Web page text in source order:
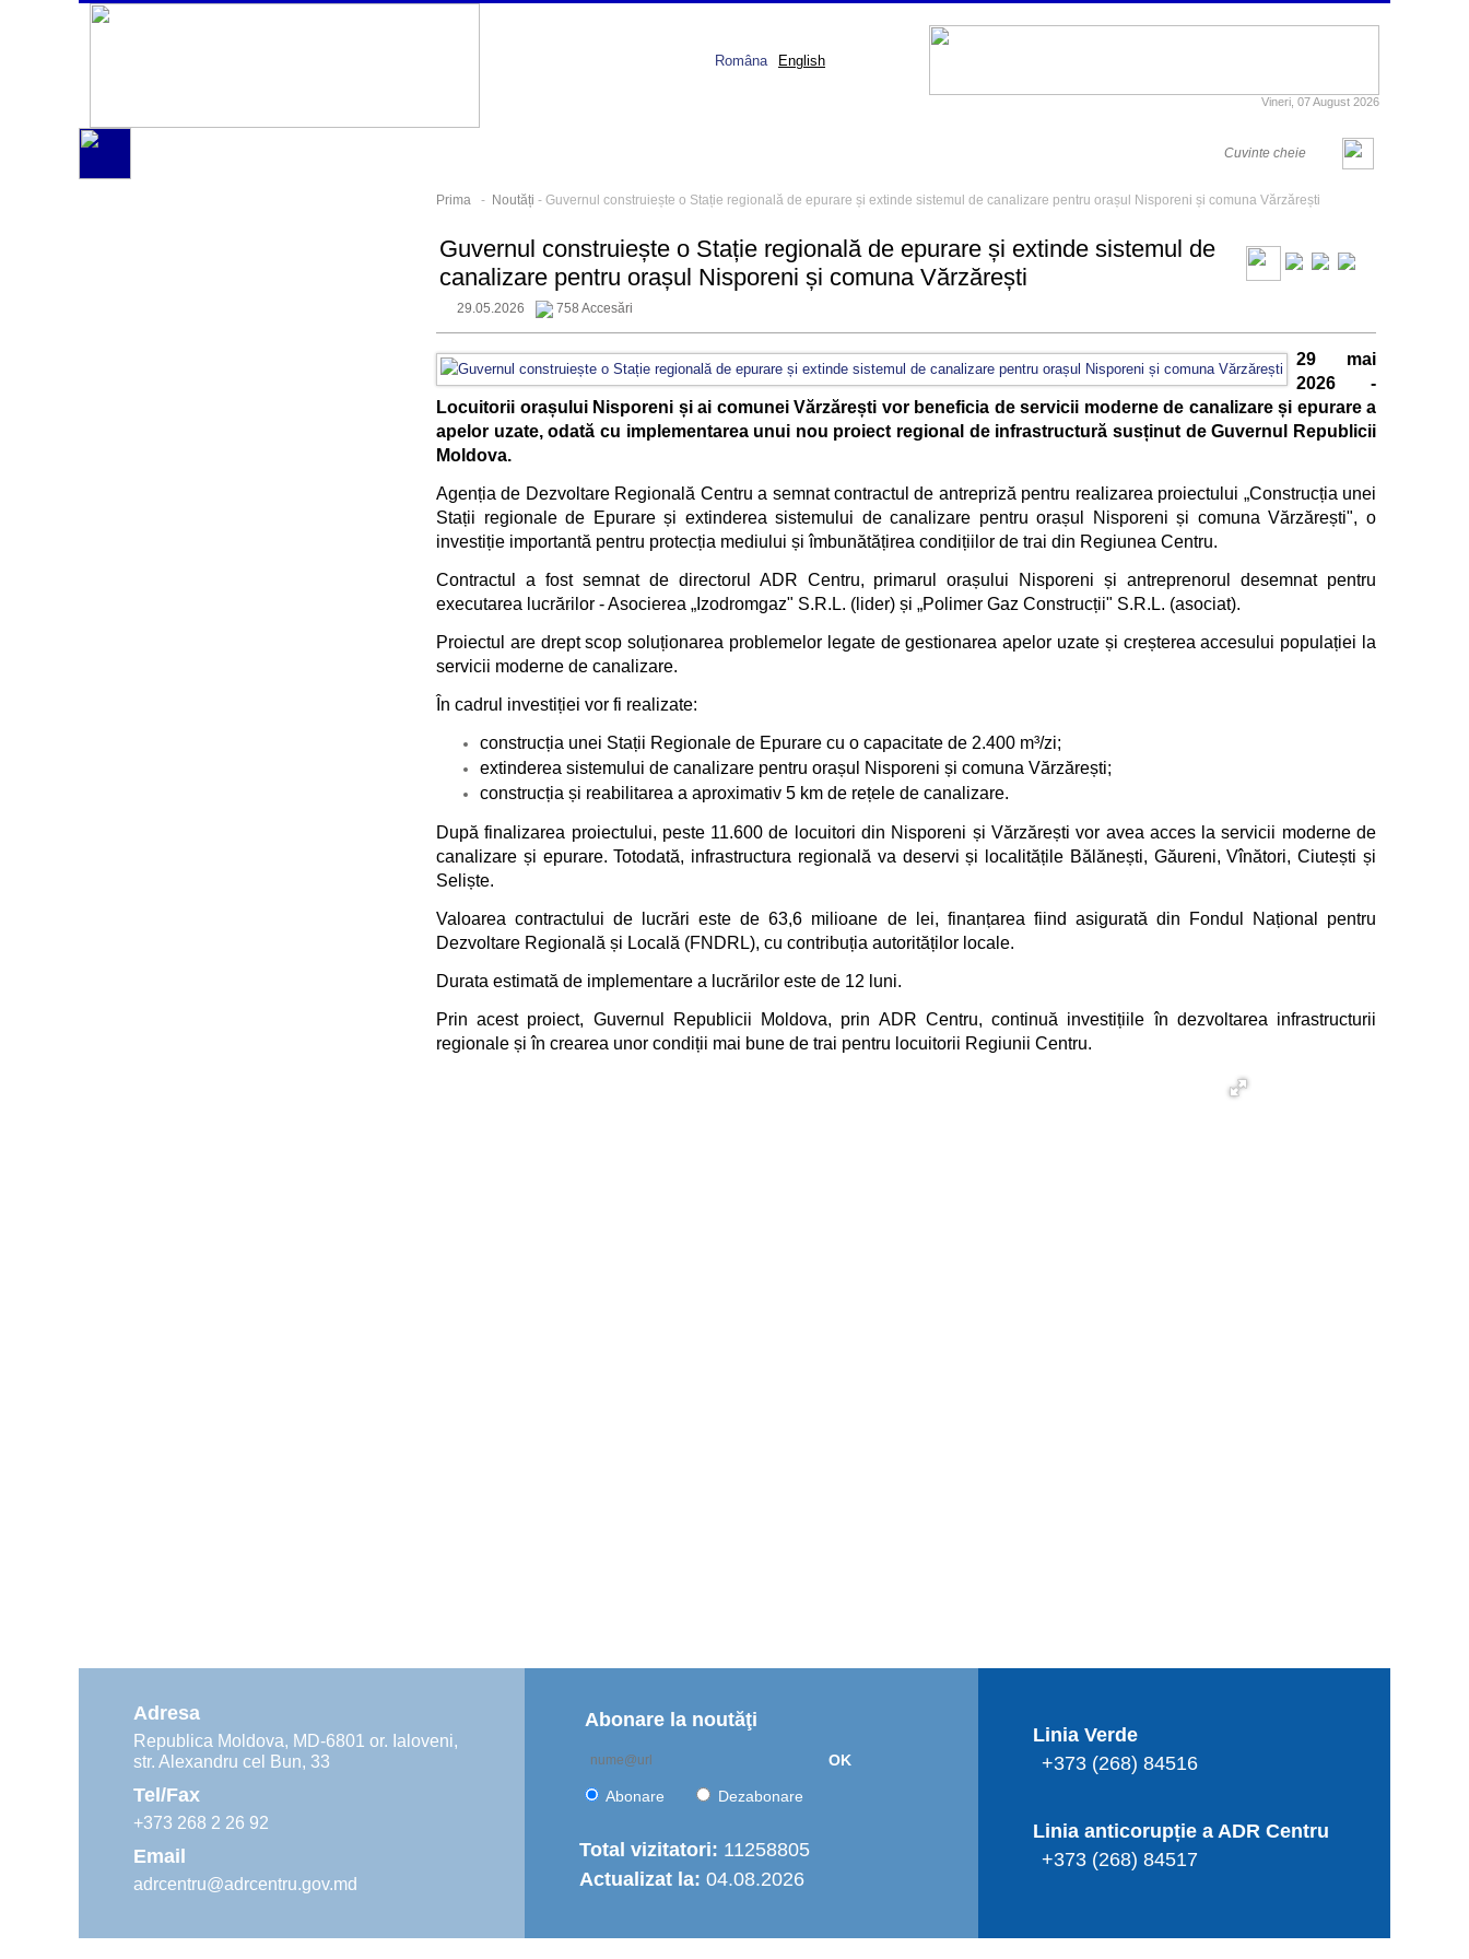
Vineri, 07 August 2026
Româna English
Prima - Noutăți - Guvernul construiește o Stație regională de epurare și extinde sistemul de canalizare pentru orașul Nisporeni și comuna Vărzărești
Guvernul construiește o Stație regională de epurare și extinde sistemul de
canalizare pentru orașul Nisporeni și comuna Vărzărești
29.05.2026 758 Accesări
29 mai
2026 -
Locuitorii orașului Nisporeni și ai comunei Vărzărești vor beneficia de servicii moderne de canalizare și epurare a
apelor uzate, odată cu implementarea unui nou proiect regional de infrastructură susținut de Guvernul Republicii
Moldova.
Agenția de Dezvoltare Regională Centru a semnat contractul de antrepriză pentru realizarea proiectului „Construcția unei
Stații regionale de Epurare și extinderea sistemului de canalizare pentru orașul Nisporeni și comuna Vărzărești", o
investiție importantă pentru protecția mediului și îmbunătățirea condițiilor de trai din Regiunea Centru.
Contractul a fost semnat de directorul ADR Centru, primarul orașului Nisporeni și antreprenorul desemnat pentru
executarea lucrărilor - Asocierea „Izodromgaz" S.R.L. (lider) și „Polimer Gaz Construcții" S.R.L. (asociat).
Proiectul are drept scop soluționarea problemelor legate de gestionarea apelor uzate și creșterea accesului populației la
servicii moderne de canalizare.
În cadrul investiției vor fi realizate:
construcția unei Stații Regionale de Epurare cu o capacitate de 2.400 m³/zi;
extinderea sistemului de canalizare pentru orașul Nisporeni și comuna Vărzărești;
construcția și reabilitarea a aproximativ 5 km de rețele de canalizare.
După finalizarea proiectului, peste 11.600 de locuitori din Nisporeni și Vărzărești vor avea acces la servicii moderne de
canalizare și epurare. Totodată, infrastructura regională va deservi și localitățile Bălănești, Găureni, Vînători, Ciutești și
Seliște.
Valoarea contractului de lucrări este de 63,6 milioane de lei, finanțarea fiind asigurată din Fondul Național pentru
Dezvoltare Regională și Locală (FNDRL), cu contribuția autorităților locale.
Durata estimată de implementare a lucrărilor este de 12 luni.
Prin acest proiect, Guvernul Republicii Moldova, prin ADR Centru, continuă investițiile în dezvoltarea infrastructurii
regionale și în crearea unor condiții mai bune de trai pentru locuitorii Regiunii Centru.
Adresa
Republica Moldova, MD-6801 or. Ialoveni,
str. Alexandru cel Bun, 33
Tel/Fax
+373 268 2 26 92
Email
adrcentru@adrcentru.gov.md
Abonare la noutăţi
OK
Abonare Dezabonare
Total vizitatori: 11258805
Actualizat la: 04.08.2026
Linia Verde
+373 (268) 84516
Linia anticorupție a ADR Centru
+373 (268) 84517